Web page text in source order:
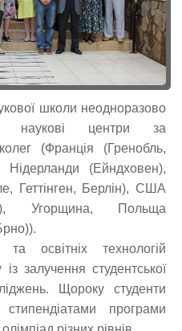
школи неодноразово
наукові центри за
(Франція (Гренобль,
(Ейндховен),
Геттінген, Берлін), США
Угорщина, Польща
освітніх технологій
залучення студентської
Щороку студенти
програми